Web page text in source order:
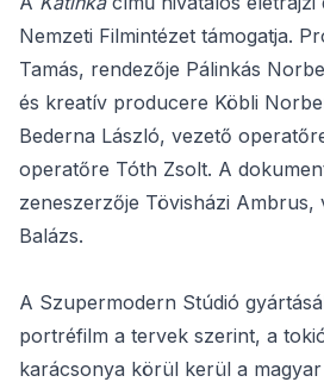
Nemzeti Filmintézet támogatja.
Tamás, rendezője Pálinkás
és kreatív producere Köbli
Bederna László, vezető
operatőre Tóth Zsolt. A
zeneszerzője Tövisházi Ambrus,
Balázs.
A Szupermodern Stúdió
portréfilm a tervek szerint, a
karácsonya körül kerül a